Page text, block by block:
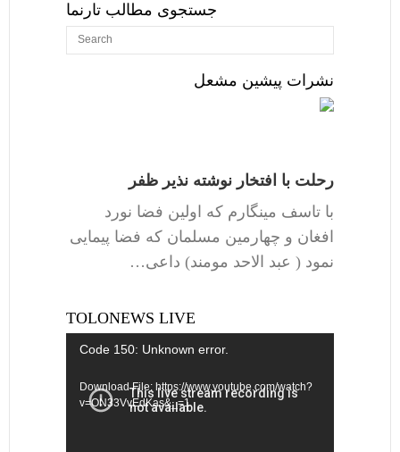
جستجوی مطالب تارنما
نشرات پیشین مشعل
رحلت با افتخار نوشته نذیر ظفر
با تاسف مینگارم که اولین فضا نورد
افغان و چهارمین مسلمان که فضا پیمایی
نمود ( عبد الاحد مومند) داعی…
TOLONEWS LIVE
Video
Code 150: Unknown error.
Download File: https://www.youtube.com/watch?
v=ON33VvEdKas&_=1